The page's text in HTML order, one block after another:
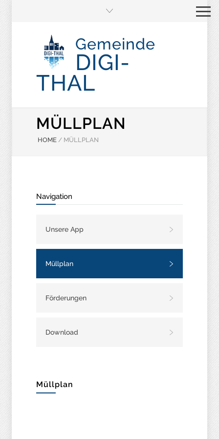
Gemeinde
DIGI-
THAL
MÜLLPLAN
HOME / MÜLLPLAN
Navigation
Unsere App
Müllplan
Förderungen
Download
Müllplan